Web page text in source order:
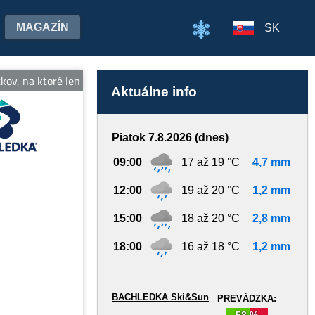
MAGAZÍN SK
ktoré len tak nezabudnete! Tešíme sa na stretnutie! Viac
Aktuálne info
Piatok 7.8.2026 (dnes)
09:00 17 až 19 °C 4,7 mm
12:00 19 až 20 °C 1,2 mm
15:00 18 až 20 °C 2,8 mm
18:00 16 až 18 °C 1,2 mm
PREVÁDZKA:
BACHLEDKA Ski&Sun